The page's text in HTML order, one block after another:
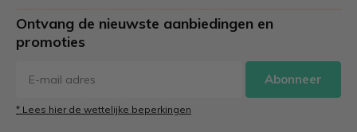
Ontvang de nieuwste aanbiedingen en
promoties
Abonneer
* Lees hier de wettelijke beperkingen